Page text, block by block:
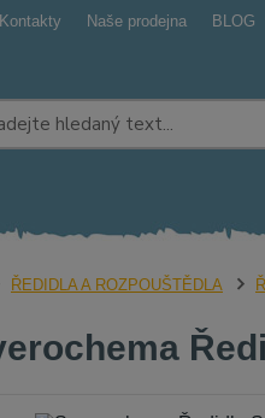
Kontakty Naše prodejna BLOG
ŘEDIDLA A ROZPOUŠTĚDLA